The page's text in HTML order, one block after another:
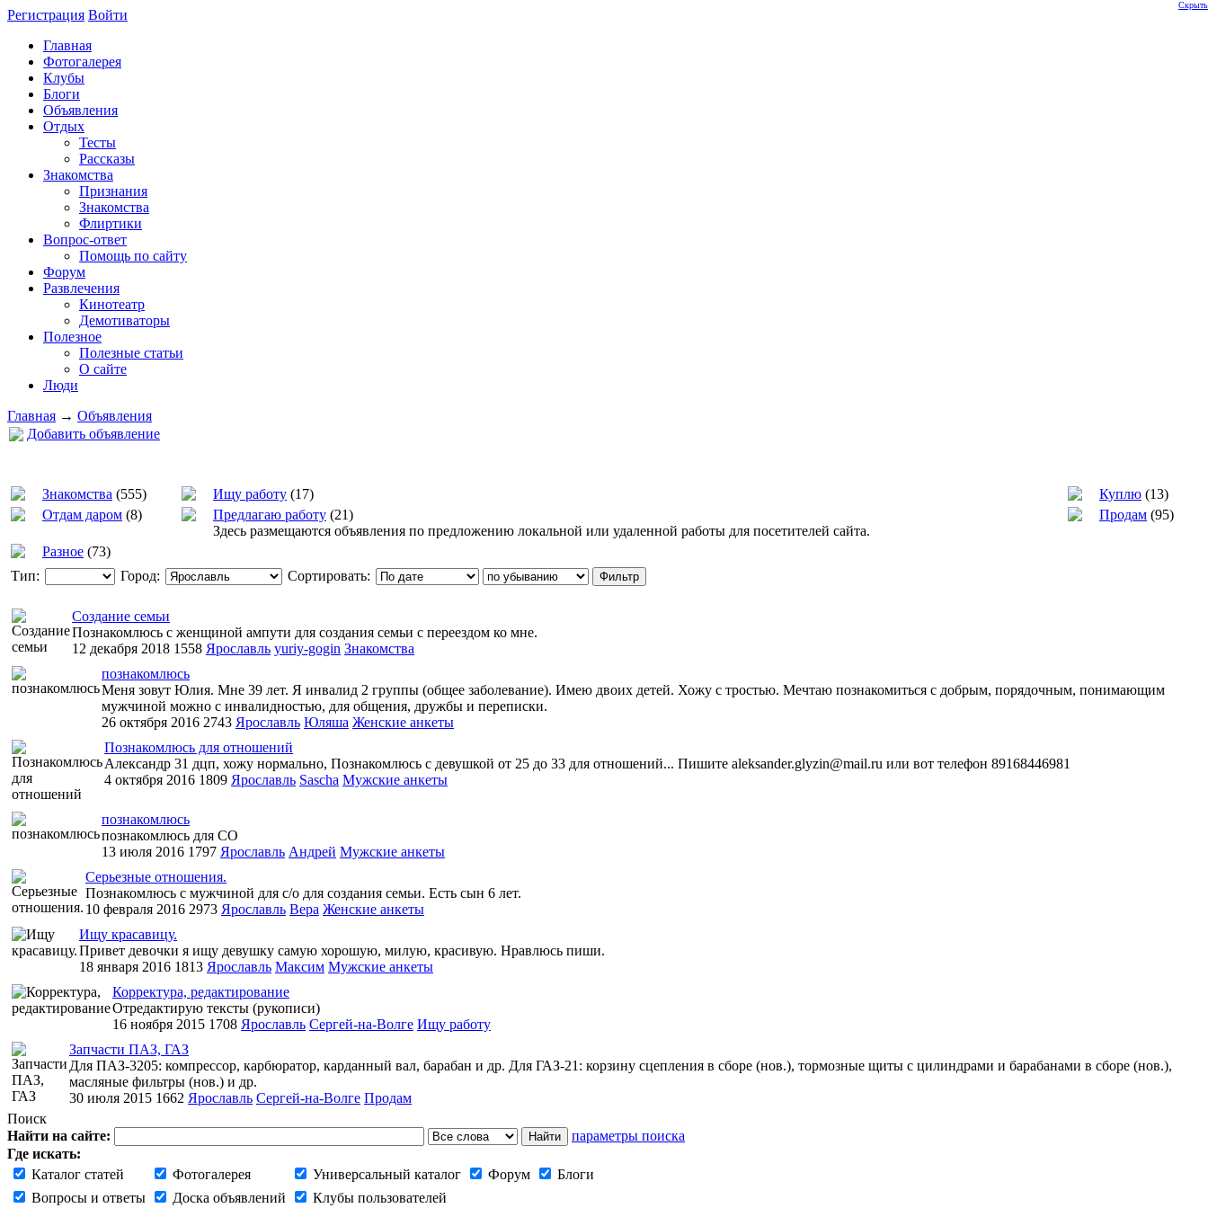
Регистрация Войти
Главная
Фотогалерея
Клубы
Блоги
Объявления
Отдых
Тесты
Рассказы
Знакомства
Признания
Знакомства
Флиртики
Вопрос-ответ
Помощь по сайту
Форум
Развлечения
Кинотеатр
Демотиваторы
Полезное
Полезные статьи
О сайте
Люди
Главная → Объявления
Добавить объявление
Знакомства (555) Ищу работу (17) Куплю (13)
Отдам даром (8) Предлагаю работу (21)
Здесь размещаются объявления по предложению локальной или удаленной работы для посетителей сайта.
Продам (95)
Разное (73)
Тип:
Город: Сортировать:
Создание семьи
Познакомлюсь с женщиной ампути для создания семьи с переездом ко мне.
12 декабря 2018 1558 Ярославль yuriy-gogin Знакомства
познакомлюсь
Меня зовут Юлия. Мне 39 лет. Я инвалид 2 группы (общее заболевание). Имею двоих детей. Хожу с тростью. Мечтаю познакомиться с добрым, порядочным, понимающим
мужчиной можно с инвалидностью, для общения, дружбы и переписки.
26 октября 2016 2743 Ярославль Юляша Женские анкеты
Познакомлюсь для отношений
Александр 31 дцп, хожу нормально, Познакомлюсь с девушкой от 25 до 33 для отношений... Пишите aleksander.glyzin@mail.ru или вот телефон 89168446981
4 октября 2016 1809 Ярославль Sascha Мужские анкеты
познакомлюсь
познакомлюсь для СО
13 июля 2016 1797 Ярославль Андрей Мужские анкеты
Серьезные отношения.
Познакомлюсь с мужчиной для с/о для создания семьи. Есть сын 6 лет.
10 февраля 2016 2973 Ярославль Вера Женские анкеты
Ищу красавицу.
Привет девочки я ищу девушку самую хорошую, милую, красивую. Нравлюсь пиши.
18 января 2016 1813 Ярославль Максим Мужские анкеты
Корректура, редактирование
Отредактирую тексты (рукописи)
16 ноября 2015 1708 Ярославль Сергей-на-Волге Ищу работу
Запчасти ПАЗ, ГАЗ
Для ПАЗ-3205: компрессор, карбюратор, карданный вал, барабан и др. Для ГАЗ-21: корзину сцепления в сборе (нов.), тормозные щиты с цилиндрами и барабанами в сборе (нов.),
масляные фильтры (нов.) и др.
30 июля 2015 1662 Ярославль Сергей-на-Волге Продам
Поиск
Найти на сайте:
параметры поиска
Где искать:
Каталог статей
Фотогалерея Универсальный каталог Форум
Блоги
Вопросы и ответы
Доска объявлений Клубы пользователей
Скрыть